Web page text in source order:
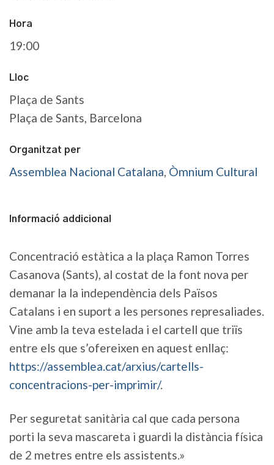
Hora
19:00
Lloc
Plaça de Sants
Plaça de Sants, Barcelona
Organitzat per
Assemblea Nacional Catalana, Òmnium Cultural
Informació addicional
Concentració estàtica a la plaça Ramon Torres
Casanova (Sants), al costat de la font nova per
demanar la la independència dels Països
Catalans i en suport a les persones represaliades.
Vine amb la teva estelada i el cartell que triïs
entre els que s’ofereixen en aquest enllaç:
https://assemblea.cat/arxius/cartells-
concentracions-per-imprimir/.
Per seguretat sanitària cal que cada persona
porti la seva mascareta i guardi la distància física
de 2 metres entre els assistents.»